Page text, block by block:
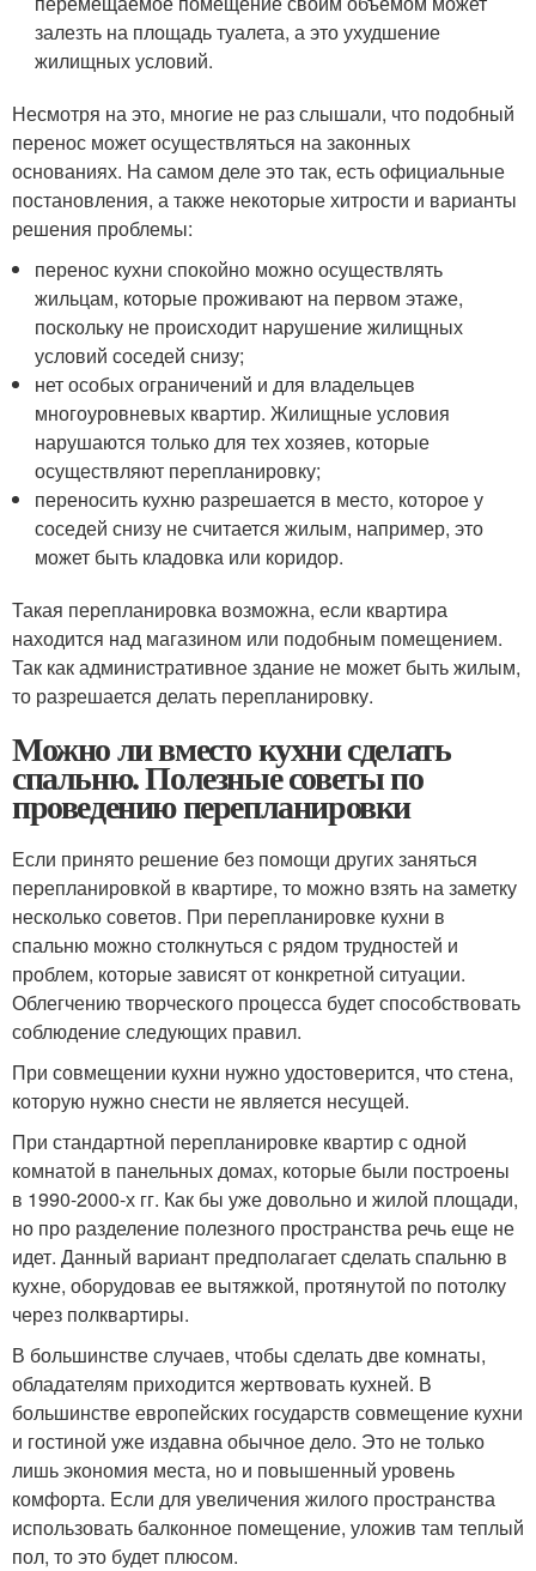
залезть на площадь туалета, а это ухудшение
жилищных условий.
Несмотря на это, многие не раз слышали, что подобный
перенос может осуществляться на законных
основаниях. На самом деле это так, есть официальные
постановления, а также некоторые хитрости и варианты
решения проблемы:
перенос кухни спокойно можно осуществлять
жильцам, которые проживают на первом этаже,
поскольку не происходит нарушение жилищных
условий соседей снизу;
нет особых ограничений и для владельцев
многоуровневых квартир. Жилищные условия
нарушаются только для тех хозяев, которые
осуществляют перепланировку;
переносить кухню разрешается в место, которое у
соседей снизу не считается жилым, например, это
может быть кладовка или коридор.
Такая перепланировка возможна, если квартира
находится над магазином или подобным помещением.
Так как административное здание не может быть жилым,
то разрешается делать перепланировку.
Можно ли вместо кухни сделать
спальню. Полезные советы по
проведению перепланировки
Если принято решение без помощи других заняться
перепланировкой в квартире, то можно взять на заметку
несколько советов. При перепланировке кухни в
спальню можно столкнуться с рядом трудностей и
проблем, которые зависят от конкретной ситуации.
Облегчению творческого процесса будет способствовать
соблюдение следующих правил.
При совмещении кухни нужно удостоверится, что стена,
которую нужно снести не является несущей.
При стандартной перепланировке квартир с одной
комнатой в панельных домах, которые были построены
в 1990-2000-х гг. Как бы уже довольно и жилой площади,
но про разделение полезного пространства речь еще не
идет. Данный вариант предполагает сделать спальню в
кухне, оборудовав ее вытяжкой, протянутой по потолку
через полквартиры.
В большинстве случаев, чтобы сделать две комнаты,
обладателям приходится жертвовать кухней. В
большинстве европейских государств совмещение кухни
и гостиной уже издавна обычное дело. Это не только
лишь экономия места, но и повышенный уровень
комфорта. Если для увеличения жилого пространства
использовать балконное помещение, уложив там теплый
пол, то это будет плюсом.